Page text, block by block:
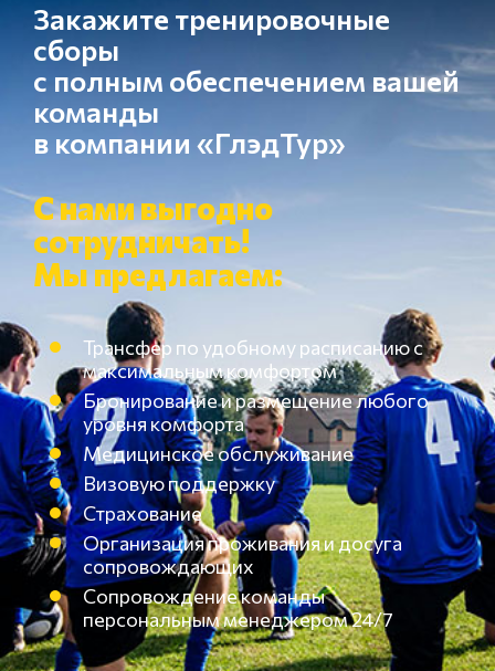
Закажите тренировочные
сборы
с полным обеспечением вашей
команды
в компании «ГлэдТур»
С нами выгодно
сотрудничать!
Мы предлагаем:
Трансфер по удобному расписанию с
максимальным комфортом
Бронирование и размещение любого
уровня комфорта
Медицинское обслуживание
Визовую поддержку
Страхование
Организация проживания и досуга
сопровождающих
Сопровождение команды
персональным менеджером 24/7